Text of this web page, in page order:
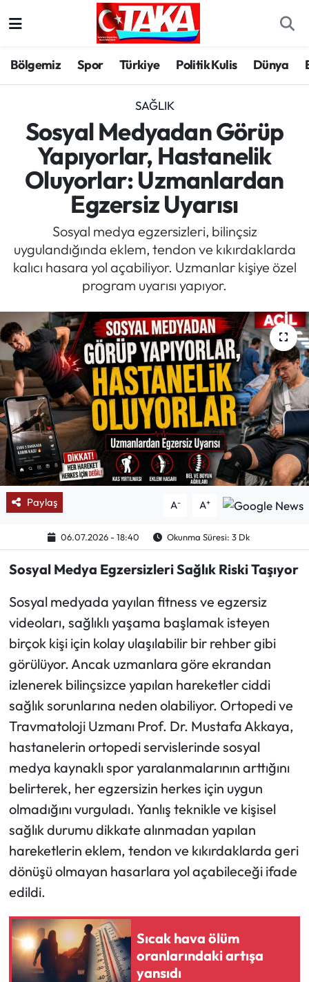
Bölgemiz Spor Türkiye Politik Kulis Dünya
SAĞLIK
Sosyal Medyadan Görüp
Yapıyorlar, Hastanelik
Oluyorlar: Uzmanlardan
Egzersiz Uyarısı
Sosyal medya egzersizleri, bilinçsiz
uygulandığında eklem, tendon ve kıkırdaklarda
kalıcı hasara yol açabiliyor. Uzmanlar kişiye özel
program uyarısı yapıyor.
Paylaş A- A+
06.07.2026 - 18:40 Okunma Süresi: 3 Dk
Sosyal Medya Egzersizleri Sağlık Riski Taşıyor
Sosyal medyada yayılan fitness ve egzersiz
videoları, sağlıklı yaşama başlamak isteyen
birçok kişi için kolay ulaşılabilir bir rehber gibi
görülüyor. Ancak uzmanlara göre ekrandan
izlenerek bilinçsizce yapılan hareketler ciddi
sağlık sorunlarına neden olabiliyor. Ortopedi ve
Travmatoloji Uzmanı Prof. Dr. Mustafa Akkaya,
hastanelerin ortopedi servislerinde sosyal
medya kaynaklı spor yaralanmalarının arttığını
belirterek, her egzersizin herkes için uygun
olmadığını vurguladı. Yanlış teknikle ve kişisel
sağlık durumu dikkate alınmadan yapılan
hareketlerin eklem, tendon ve kıkırdaklarda geri
dönüşü olmayan hasarlara yol açabileceği ifade
edildi.
Sıcak hava ölüm
oranlarındaki artışa
yansıdı
Spor
Türkiye
Kültür/Sanat
Politika
Politik Kulis
Dünya
Mektup Galeri
Röportaj
Manşet
Köşe Yazıları
Karikatür Galeri
BIK
ASTROLOJİ
Spor Yazıları
Mektup Galeri
Ekonomi
Sağlık
Turizm
Teknoloji
Trabzon Hava Durumu
Trabzon Trafik Yoğunluk Haritası
Süper Lig Puan Durumu ve Fikstür
Tüm Manşetler
Son Dakika Haberleri
Haber Arşivi